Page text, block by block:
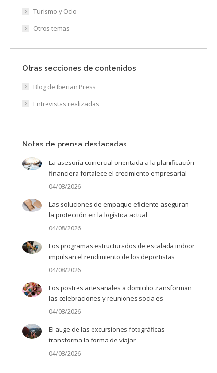
Turismo y Ocio
Otros temas
Otras secciones de contenidos
Blog de Iberian Press
Entrevistas realizadas
Notas de prensa destacadas
La asesoría comercial orientada a la planificación
financiera fortalece el crecimiento empresarial
04/08/2026
Las soluciones de empaque eficiente aseguran
la protección en la logística actual
04/08/2026
Los programas estructurados de escalada indoor
impulsan el rendimiento de los deportistas
04/08/2026
Los postres artesanales a domicilio transforman
las celebraciones y reuniones sociales
04/08/2026
El auge de las excursiones fotográficas
transforma la forma de viajar
04/08/2026